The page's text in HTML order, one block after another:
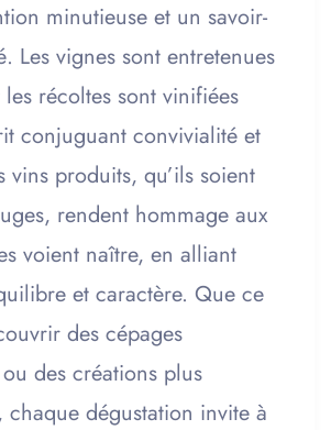
minutieuse et un savoir-
Les vignes sont entretenues
récoltes sont vinifiées
conjuguant convivialité et
vins produits, qu’ils soient
rendent hommage aux
voient naître, en alliant
et caractère. Que ce
des cépages
des créations plus
chaque dégustation invite à